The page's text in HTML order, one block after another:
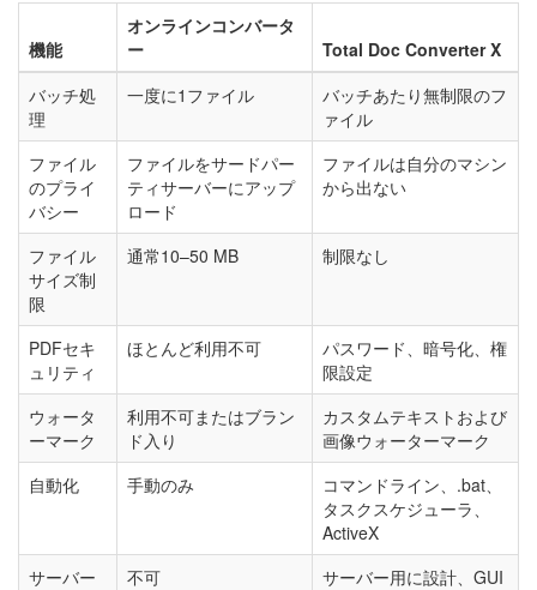
機能
オンラインコンバータ
ー
Total Doc Converter X
バッチ処
理
一度に1ファイル
バッチあたり無制限のフ
ァイル
ファイル
のプライ
バシー
ファイルをサードパー
ティサーバーにアップ
ロード
ファイルは自分のマシン
から出ない
ファイル
サイズ制
限
通常10–50 MB 制限なし
PDFセキ
ュリティ
ほとんど利用不可
パスワード、暗号化、権
限設定
ウォータ
ーマーク
利用不可またはブラン
ド入り
カスタムテキストおよび
画像ウォーターマーク
自動化
手動のみ
コマンドライン、.bat、
タスクスケジューラ、
ActiveX
サーバー
不可
サーバー用に設計、GUI